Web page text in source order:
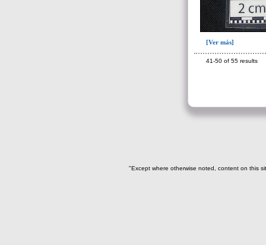
[Ver más]
41-50 of 55 results
"Except where otherwise noted, content on this